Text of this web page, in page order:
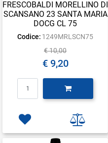
FRESCOBALDI MORELLINO DI
SCANSANO 23 SANTA MARIA
DOCG CL 75
Codice: 1249MRLSCN75
€ 10,00
€ 9,20